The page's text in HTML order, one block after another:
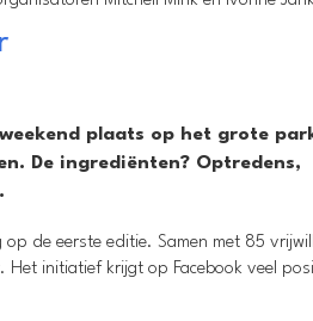
plaats op het grote
De ingrediënten? Optredens,
de eerste editie. Samen met 85
initiatief krijgt op Facebook veel